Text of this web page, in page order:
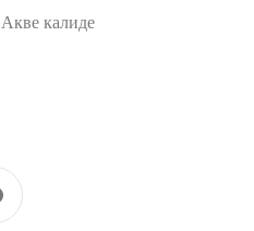
Акве калиде